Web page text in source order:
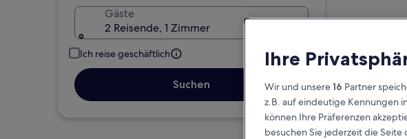
Gäste
2 Reisende, 1 Zimmer
Ich reise geschäftlich
Suchen
Ihre
Wir und unsere16 Partner
z.B. auf eindeutige Kennungen
können Ihre Präferenzen
besuchen Sie jederzeit die